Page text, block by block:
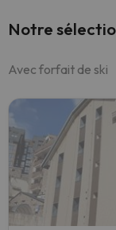
Notre
Avec forfait de ski